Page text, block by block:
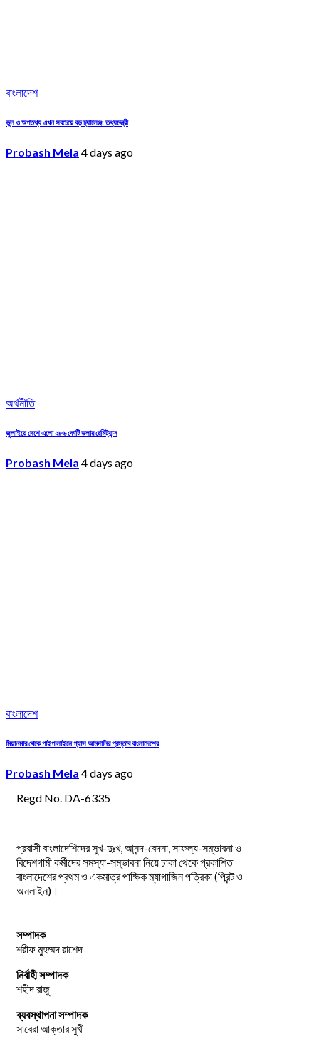
বাংলাদেশ
ভুল ও অপতথ্য এখন সবচেয়ে বড় চ্যালেঞ্জ: তথ্যমন্ত্রী
Probash Mela 4 days ago
অর্থনীতি
জুলাইয়ে দেশে এলো ২৮৬ কোটি ডলার রেমিট্যান্স
Probash Mela 4 days ago
বাংলাদেশ
মিয়ানমার থেকে পাইপ লাইনে গ্যাস আমদানির প্রস্তাব বাংলাদেশের
Probash Mela 4 days ago
Regd No. DA-6335
প্রবাসী বাংলাদেশিদের সুখ-দুঃখ, আনন্দ-বেদনা, সাফল্য-সম্ভাবনা ও
বিদেশগামী কর্মীদের সমস্যা-সম্ভাবনা নিয়ে ঢাকা থেকে প্রকাশিত
বাংলাদেশের প্রথম ও একমাত্র পাক্ষিক ম্যাগাজিন পত্রিকা (প্রিন্ট ও
অনলাইন)।
সম্পাদক
শরীফ মুহম্মদ রাশেদ
নির্বাহী সম্পাদক
শহীদ রাজু
ব্যবস্থাপনা সম্পাদক
সাবেরা আক্তার সুখী